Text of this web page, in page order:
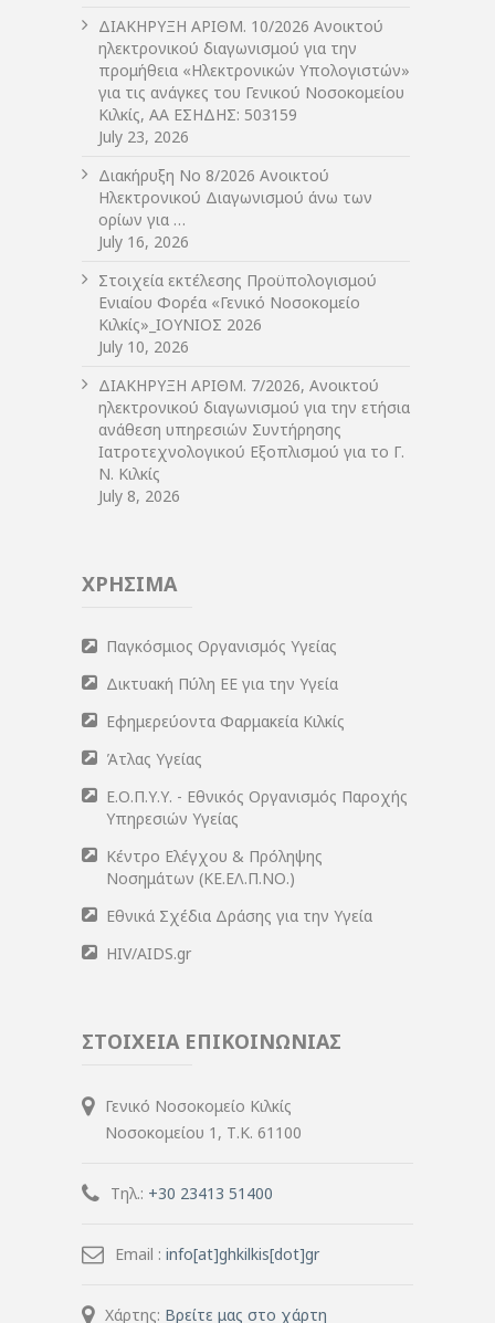
ΔIΑΚΗΡΥΞΗ ΑΡIΘΜ. 10/2026 Ανοικτού
ηλεκτρονικού διαγωνισμού για την
προμήθεια «Ηλεκτρονικών Υπολογιστών»
για τις ανάγκες του Γενικού Νοσοκομείου
Κιλκίς, ΑΑ ΕΣΗΔΗΣ: 503159
July 23, 2026
Διακήρυξη Νο 8/2026 Ανοικτού
Ηλεκτρονικού Διαγωνισμού άνω των
ορίων για …
July 16, 2026
Στοιχεία εκτέλεσης Προϋπολογισμού
Ενιαίου Φορέα «Γενικό Νοσοκομείο
Κιλκίς»_ΙΟΥΝΙΟΣ 2026
July 10, 2026
ΔIΑΚΗΡΥΞΗ ΑΡIΘΜ. 7/2026, Ανοικτού
ηλεκτρονικού διαγωνισμού για την ετήσια
ανάθεση υπηρεσιών Συντήρησης
Ιατροτεχνολογικού Εξοπλισμού για το Γ.
Ν. Κιλκίς
July 8, 2026
ΧΡΗΣΙΜΑ
Παγκόσμιος Οργανισμός Υγείας
Δικτυακή Πύλη ΕΕ για την Υγεία
Εφημερεύοντα Φαρμακεία Κιλκίς
Άτλας Υγείας
Ε.Ο.Π.Υ.Υ. - Εθνικός Οργανισμός Παροχής
Υπηρεσιών Υγείας
Κέντρο Ελέγχου & Πρόληψης
Νοσημάτων (ΚΕ.ΕΛ.Π.ΝΟ.)
Εθνικά Σχέδια Δράσης για την Υγεία
HIV/AIDS.gr
ΣΤΟΙΧΕΙΑ ΕΠΙΚΟΙΝΩΝΙΑΣ
Γενικό Νοσοκομείο Κιλκίς
Νοσοκομείου 1, Τ.Κ. 61100
Τηλ.: +30 23413 51400
Email : info[at]ghkilkis[dot]gr
Χάρτης: Βρείτε μας στο χάρτη